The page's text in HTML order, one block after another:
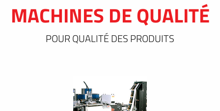
MACHINES DE QUALITÉ
POUR QUALITÉ DES PRODUITS